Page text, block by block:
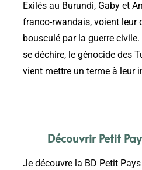
Exilés au Burundi, Gaby et
franco-rwandais, voient leur
bousculé par la guerre
se déchire, le génocide des
vient mettre un terme à leur
Découvrir Petit
Je découvre la BD Petit